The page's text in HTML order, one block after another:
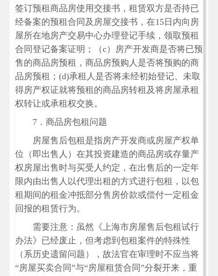
签订预租商品房使用交接书，租赁双方是否持已
经备案的预租合同及房屋交接书，在15日内向房
屋所在地房产交易中心办理登记手续，领取预租
合同登记备案证明；（c）房产开发商是否将已预
售的商品房预租，商品房预购人是否将预购的商
品房预租；(d)承租人是否将未经初始登记、未取
得房产权证就将预租的商品房转租及将房屋承租
权转让或承租权交换。
7．商品房包租问题
房屋售后包租是指房产开发商或房屋产权单
位（即出售人）在其投资建造的商品房或存量产
权房屋出售时与买受人约定，在出售后的一定年
限内由出售人以代理出租的方式进行包租，以包
租期间的租金冲抵部分售房价款或偿付一定租金
回报的租赁行为。
需要注意：虽然《上海市房屋售后包租试行
办法》已经废止，但考虑到包租案件的特殊性
（系历史遗留问题），故法官在审理时不应当将
“房屋买卖合同”与“房屋租赁合同”分裂开来，重